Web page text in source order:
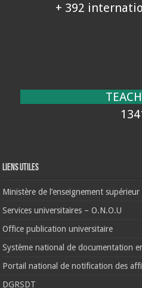
+ 392
Liens Utiles
Ministère de l’enseignement
Services universitaires – O.N.O.U
Office publication universitaire
Système national de documentation
Portail national de notification des
DGRSDT